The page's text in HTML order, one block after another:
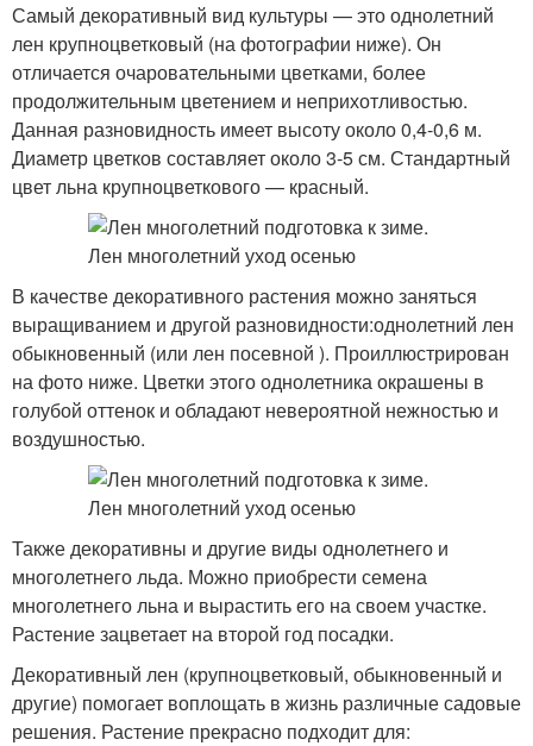
Самый декоративный вид культуры — это однолетний
лен крупноцветковый (на фотографии ниже). Он
отличается очаровательными цветками, более
продолжительным цветением и неприхотливостью.
Данная разновидность имеет высоту около 0,4-0,6 м.
Диаметр цветков составляет около 3-5 см. Стандартный
цвет льна крупноцветкового — красный.
В качестве декоративного растения можно заняться
выращиванием и другой разновидности:однолетний лен
обыкновенный (или лен посевной ). Проиллюстрирован
на фото ниже. Цветки этого однолетника окрашены в
голубой оттенок и обладают невероятной нежностью и
воздушностью.
Также декоративны и другие виды однолетнего и
многолетнего льда. Можно приобрести семена
многолетнего льна и вырастить его на своем участке.
Растение зацветает на второй год посадки.
Декоративный лен (крупноцветковый, обыкновенный и
другие) помогает воплощать в жизнь различные садовые
решения. Растение прекрасно подходит для: